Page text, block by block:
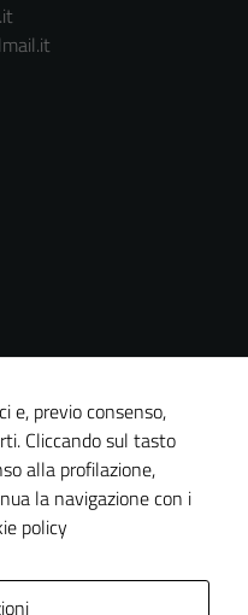
e, previo consenso,
Cliccando sul tasto
alla profilazione,
la navigazione con i
policy
funzionamento